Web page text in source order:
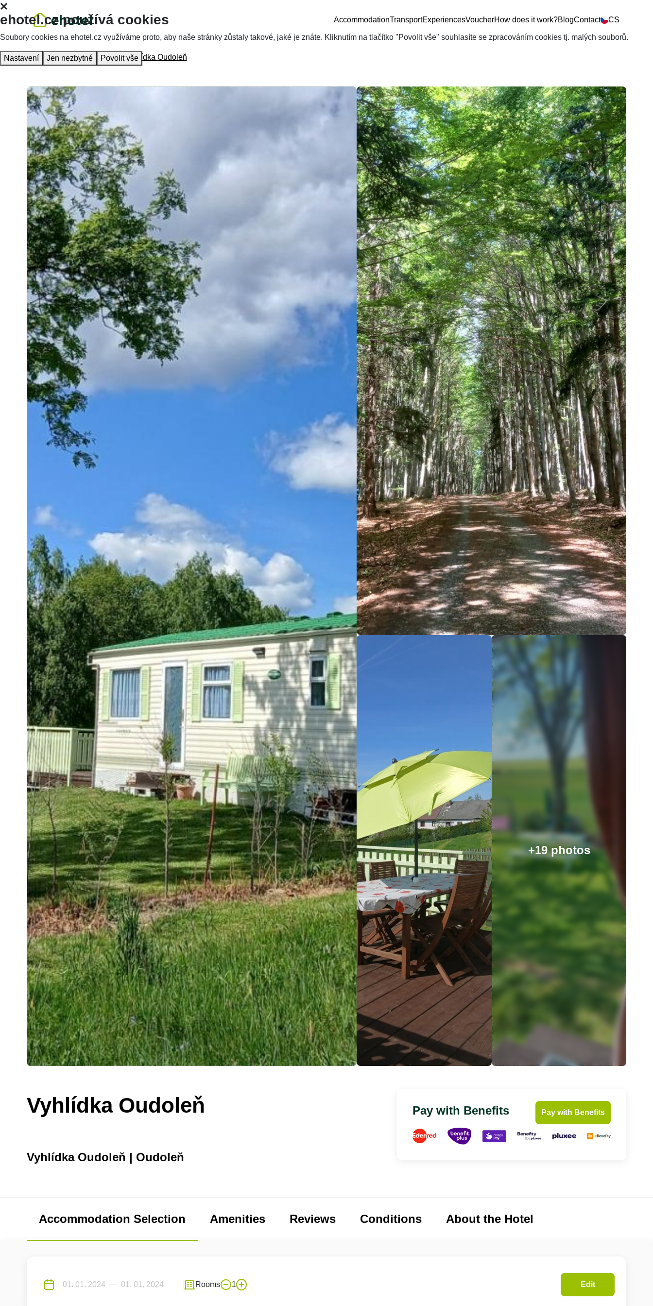
AccommodationTransportExperiencesVoucherHow does it work?BlogContact CS
Homepage Accommodation Vyhlídka Oudoleň
+19 photos
Vyhlídka Oudoleň
Vyhlídka Oudoleň | Oudoleň
Pay with Benefits Pay with Benefits
Accommodation Selection Amenities Reviews Conditions About the Hotel
Rooms 1 Edit
ehotel.cz používá cookies
Soubory cookies na ehotel.cz využíváme proto, aby naše stránky zůstaly takové, jaké je znáte. Kliknutím na tlačítko "Povolit vše" souhlasíte se zpracováním cookies tj. malých souborů.
Nastavení Jen nezbytné Povolit vše